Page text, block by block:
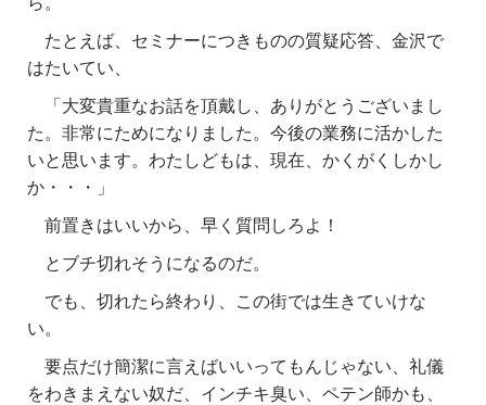
たとえば、セミナーにつきものの質疑応答、金沢で
はたいてい、
「大変貴重なお話を頂戴し、ありがとうございまし
た。非常にためになりました。今後の業務に活かした
いと思います。わたしどもは、現在、かくがくしかし
か・・・」
前置きはいいから、早く質問しろよ！
とブチ切れそうになるのだ。
でも、切れたら終わり、この街では生きていけな
い。
要点だけ簡潔に言えばいいってもんじゃない、礼儀
をわきまえない奴だ、 インチキ臭い、ペテン師かも、